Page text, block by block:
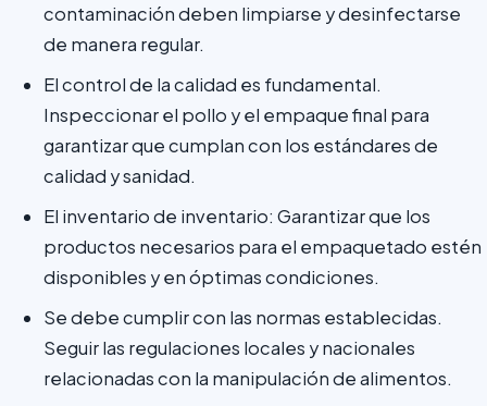
contaminación deben limpiarse y desinfectarse
de manera regular.
El control de la calidad es fundamental.
Inspeccionar el pollo y el empaque final para
garantizar que cumplan con los estándares de
calidad y sanidad.
El inventario de inventario: Garantizar que los
productos necesarios para el empaquetado estén
disponibles y en óptimas condiciones.
Se debe cumplir con las normas establecidas.
Seguir las regulaciones locales y nacionales
relacionadas con la manipulación de alimentos.